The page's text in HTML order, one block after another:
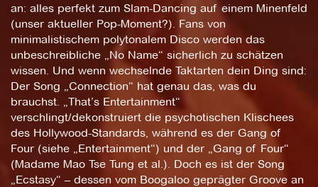
an: alles perfekt zum Slam-Dancing auf einem Minenfeld
(unser aktueller Pop-Moment?). Fans von
minimalistischem polytonalem Disco werden das
unbeschreibliche „No Name“ sicherlich zu schätzen
wissen. Und wenn wechselnde Taktarten dein Ding sind:
Der Song „Connection“ hat genau das, was du
brauchst. „That’s Entertainment“
verschlingt/dekonstruiert die psychotischen Klischees
des Hollywood-Standards, während es der Gang of
Four (siehe „Entertainment“) und der „Gang of Four“
(Madame Mao Tse Tung et al.). Doch es ist der Song
„Ecstasy“ – dessen vom Boogaloo geprägter Groove an